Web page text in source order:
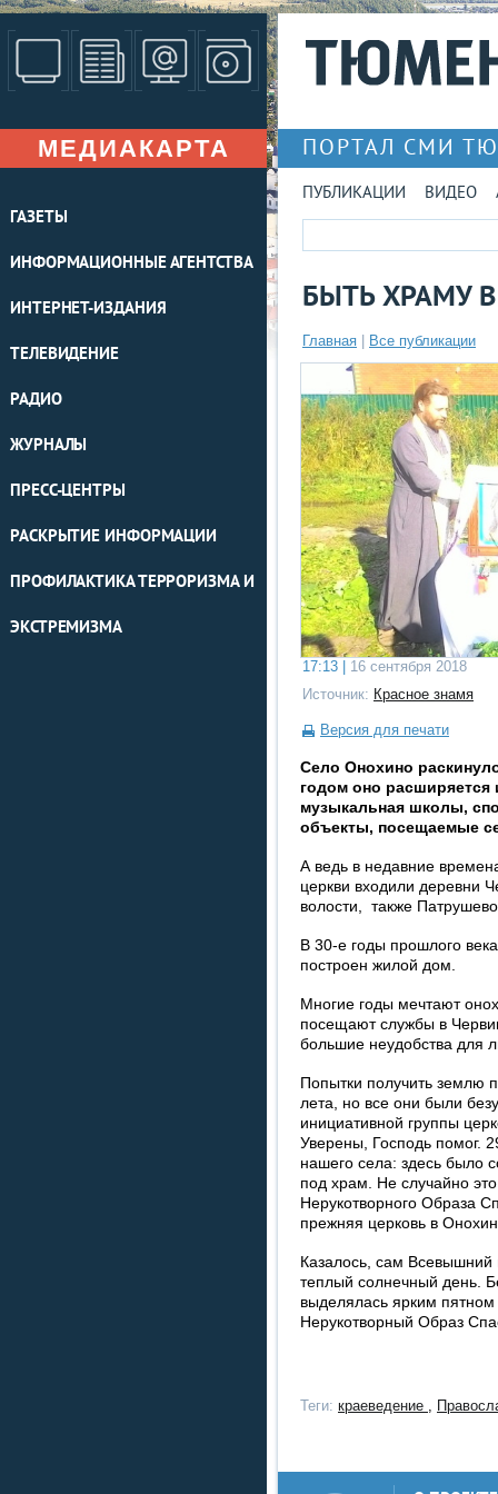
МЕДИАКАРТА
ГАЗЕТЫ
ИНФОРМАЦИОННЫЕ АГЕНТСТВА
ИНТЕРНЕТ-ИЗДАНИЯ
ТЕЛЕВИДЕНИЕ
РАДИО
ЖУРНАЛЫ
ПРЕСС-ЦЕНТРЫ
РАСКРЫТИЕ ИНФОРМАЦИИ
ПРОФИЛАКТИКА ТЕРРОРИЗМА И
ЭКСТРЕМИЗМА
ПОРТАЛ СМИ
ПУБЛИКАЦИИ ВИДЕО
БЫТЬ ХРАМУ
Главная Все публикации
17:13 |
16 сентября 2018
Источник: Красное знамя
Версия для печати
Село Онохино
годом оно расширяется
музыкальная школы,
объекты, посещаемые
А ведь в недавние
церкви входили деревни
волости, также
В 30-е годы прошлого
построен жилой дом.
Многие годы мечтают
посещают службы в
большие неудобства для
Попытки получить землю
лета, но все они были
инициативной группы
Уверены, Господь помог.
нашего села: здесь было
под храм. Не случайно
Нерукотворного Образа
прежняя церковь в
Казалось, сам Всевышний
теплый солнечный день.
выделялась ярким
Нерукотворный Образ
Теги: краеведение ,